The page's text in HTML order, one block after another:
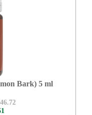
Bark) 5 ml